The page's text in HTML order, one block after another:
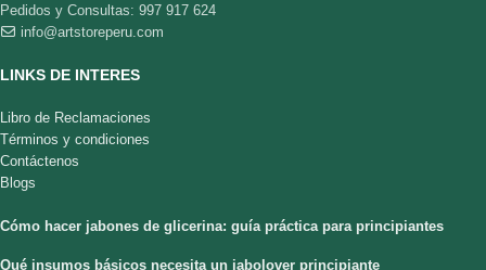
Pedidos y Consultas: 997 917 624
info@artstoreperu.com
LINKS DE INTERES
Libro de Reclamaciones
Términos y condiciones
Contáctenos
Blogs
Cómo hacer jabones de glicerina: guía práctica para principiantes
Qué insumos básicos necesita un jabolover principiante